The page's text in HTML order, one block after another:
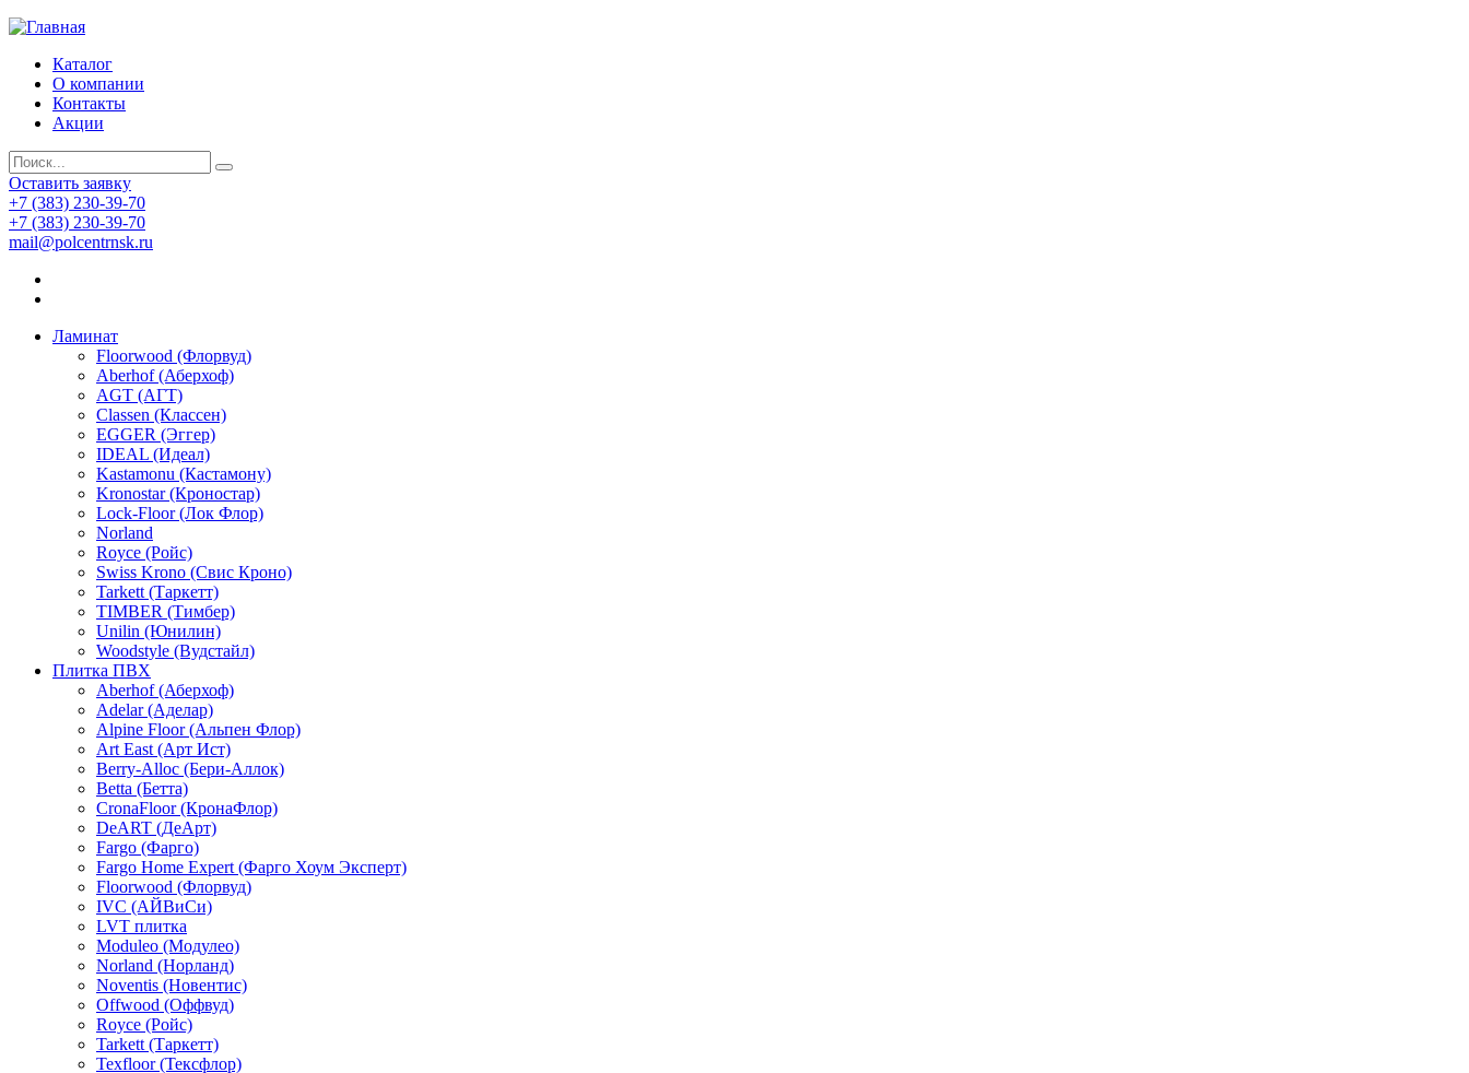
Каталог
О компании
Контакты
Акции
Оставить заявку
+7 (383) 230-39-70
+7 (383) 230-39-70
mail@polcentrnsk.ru
Ламинат
Floorwood (Флорвуд)
Aberhof (Аберхоф)
AGT (АГТ)
Classen (Классен)
EGGER (Эггер)
IDEAL (Идеал)
Kastamonu (Кастамону)
Kronostar (Кроностар)
Lock-Floor (Лок Флор)
Norland
Royce (Ройс)
Swiss Krono (Свис Кроно)
Tarkett (Таркетт)
TIMBER (Тимбер)
Unilin (Юнилин)
Woodstyle (Вудстайл)
Плитка ПВХ
Aberhof (Аберхоф)
Adelar (Аделар)
Alpine Floor (Альпен Флор)
Art East (Арт Ист)
Berry-Alloc (Бери-Аллок)
Betta (Бетта)
CronaFloor (КронаФлор)
DeART (ДеАрт)
Fargo (Фарго)
Fargo Home Expert (Фарго Хоум Эксперт)
Floorwood (Флорвуд)
IVC (АЙВиСи)
LVT плитка
Moduleo (Модулео)
Norland (Норланд)
Noventis (Новентис)
Offwood (Оффвуд)
Royce (Ройс)
Tarkett (Таркетт)
Texfloor (Тексфлор)